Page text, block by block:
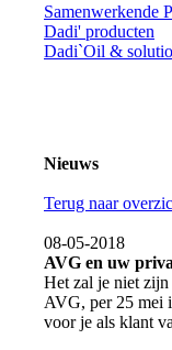
Samenwerkende
Dadi' producten
Dadi`Oil &
Nieuws
Terug naar
08-05-2018
AVG en uw
Het zal je niet zijn
AVG, per 25 mei
voor je als klant